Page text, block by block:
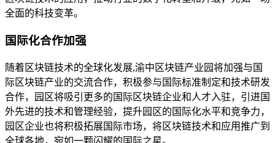
全面的科技变革。
国际化合作加强
随着区块链技术的全球化发展,渝中区块链产业园将加强与国
际区块链产业的交流合作，积极参与国际标准制定和技术研发
合作，园区将吸引更多的国际区块链企业和人才入驻，引进国
外先进的技术和管理经验，提升园区的国际化水平和竞争力，
园区企业也将积极拓展国际市场，将区块链技术和应用推广到
全球各地，宛如一颗闪耀的国际之星。